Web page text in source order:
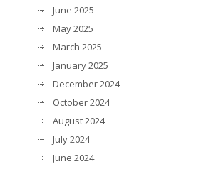
June 2025
May 2025
March 2025
January 2025
December 2024
October 2024
August 2024
July 2024
June 2024